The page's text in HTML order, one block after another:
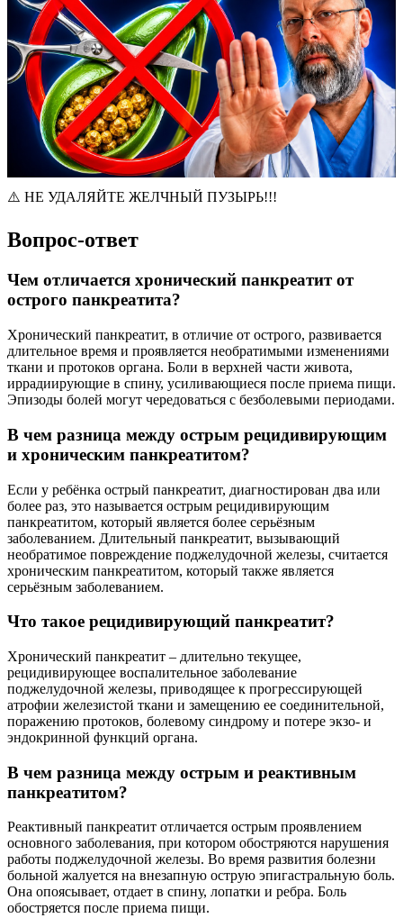
⚠️ НЕ УДАЛЯЙТЕ ЖЕЛЧНЫЙ ПУЗЫРЬ!!!
Вопрос-ответ
Чем отличается хронический панкреатит от
острого панкреатита?
Хронический панкреатит, в отличие от острого, развивается
длительное время и проявляется необратимыми изменениями
ткани и протоков органа. Боли в верхней части живота,
иррадиирующие в спину, усиливающиеся после приема пищи.
Эпизоды болей могут чередоваться с безболевыми периодами.
В чем разница между острым рецидивирующим
и хроническим панкреатитом?
Если у ребёнка острый панкреатит, диагностирован два или
более раз, это называется острым рецидивирующим
панкреатитом, который является более серьёзным
заболеванием. Длительный панкреатит, вызывающий
необратимое повреждение поджелудочной железы, считается
хроническим панкреатитом, который также является
серьёзным заболеванием.
Что такое рецидивирующий панкреатит?
Хронический панкреатит – длительно текущее,
рецидивирующее воспалительное заболевание
поджелудочной железы, приводящее к прогрессирующей
атрофии железистой ткани и замещению ее соединительной,
поражению протоков, болевому синдрому и потере экзо- и
эндокринной функций органа.
В чем разница между острым и реактивным
панкреатитом?
Реактивный панкреатит отличается острым проявлением
основного заболевания, при котором обостряются нарушения
работы поджелудочной железы. Во время развития болезни
больной жалуется на внезапную острую эпигастральную боль.
Она опоясывает, отдает в спину, лопатки и ребра. Боль
обостряется после приема пищи.